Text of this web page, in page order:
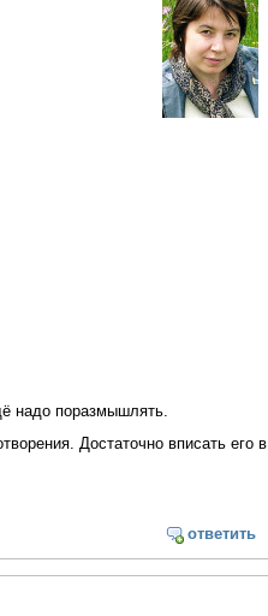
надо поразмышлять.
Достаточно вписать его в
ответить